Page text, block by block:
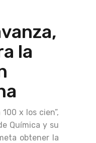
la
x los cien”,
Química y su
obtener la